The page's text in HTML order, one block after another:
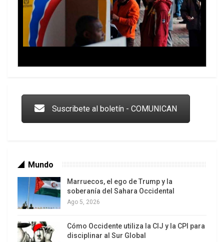
Los latinos le van dando la espalda a Trump
Suscribete al boletín - COMUNICAN
Mundo
Marruecos, el ego de Trump y la
soberanía del Sahara Occidental
Ago 5, 2026
Cómo Occidente utiliza la CIJ y la CPI para
disciplinar al Sur Global